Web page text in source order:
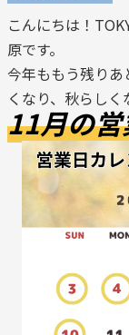
こんにちは！
原です。
今年ももう残り
くなり、秋らしく
11月の